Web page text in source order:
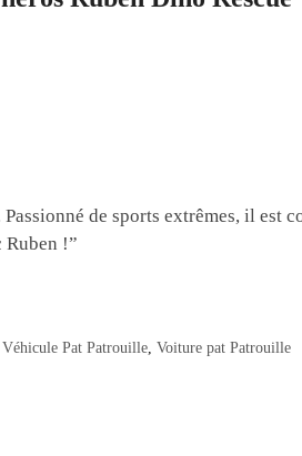
de sports extrêmes, il est
Ruben !”
Véhicule Pat Patrouille, Voiture pat Patrouille